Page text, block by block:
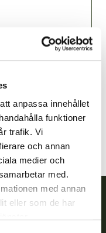
anpassa innehållet
funktioner
trafik. Vi
och annan
medier och
med.
med annan
eller som de har